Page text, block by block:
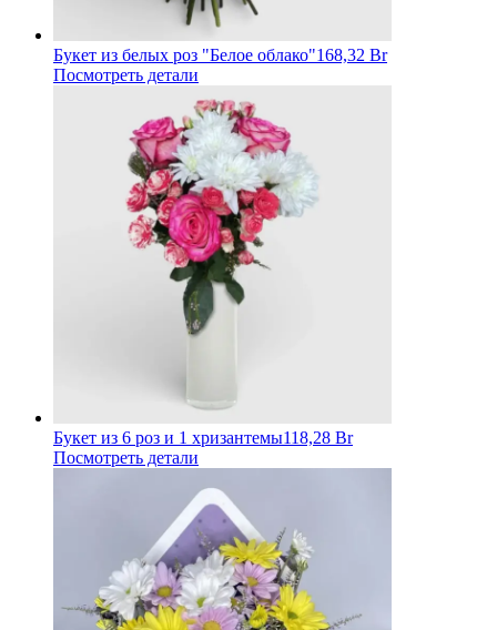
Букет из белых роз "Белое облако"168,32 Br
Посмотреть детали
Букет из 6 роз и 1 хризантемы118,28 Br
Посмотреть детали